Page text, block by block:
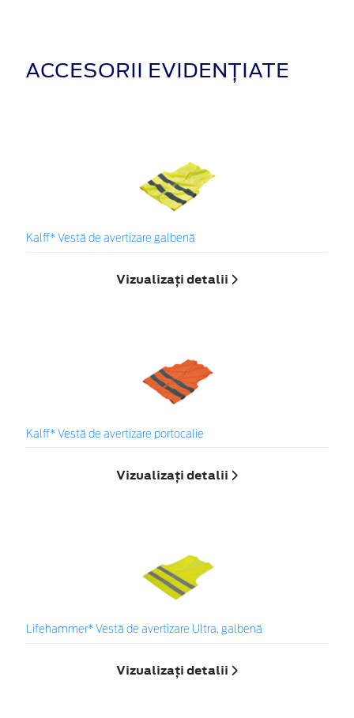
ACCESORII EVIDENȚIATE
Kalff* Vestă de avertizare galbenă
Vizualizați detalii
Kalff* Vestă de avertizare portocalie
Vizualizați detalii
Lifehammer* Vestă de avertizare Ultra, galbenă
Vizualizați detalii